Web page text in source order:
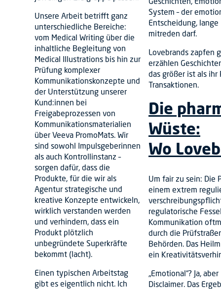
Unsere Arbeit betrifft ganz
unterschiedliche Bereiche:
vom Medical Writing über die
inhaltliche Begleitung von
Medical Illustrations bis hin zur
Prüfung komplexer
Kommunikationskonzepte und
der Unterstützung unserer
Kund:innen bei
Freigabeprozessen von
Kommunikationsmaterialien
über Veeva PromoMats. Wir
sind sowohl Impulsgeberinnen
als auch Kontrollinstanz –
sorgen dafür, dass die
Produkte, für die wir als
Agentur strategische und
kreative Konzepte entwickeln,
wirklich verstanden werden
und verhindern, dass ein
Produkt plötzlich
unbegründete Superkräfte
bekommt (lacht).
Einen typischen Arbeitstag
gibt es eigentlich nicht. Ich
System – der
Entscheidung,
mitreden darf.
Lovebrands zapfen
erzählen
das größer ist als ihr
Transaktionen.
Die
Wüste:
Wo
Um fair zu sein: Die
einem extrem
regulatorische
Kommunikation
durch die
Behörden. Das
ein
„Emotional“? Ja,
Disclaimer. Das